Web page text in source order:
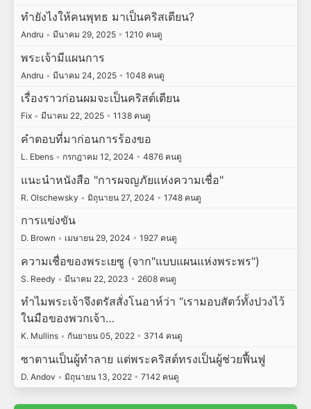
ทำยังไงให้คนพุทธ มาเป็นคริสเตียน?
Andru • มีนาคม 29, 2025 • 1210 คนดู
พระเจ้ามีแผนการ
Andru • มีนาคม 24, 2025 • 1048 คนดู
เรื่องราวก่อนผมจะเป็นคริสต์เตียน
Fix • มีนาคม 22, 2025 • 1138 คนดู
คำตอบที่มาก่อนการร้องขอ
L. Ebens • กรกฎาคม 12, 2024 • 4876 คนดู
แนะนำหนังสือ "การผจญภัยแห่งความเชื่อ"
R. Olschewsky • มิถุนายน 27, 2024 • 1748 คนดู
การแข่งขัน
D. Brown • เมษายน 29, 2024 • 1927 คนดู
ความเชื่อของพระเยซู (จาก"แบบแผนแห่งพระพร")
S. Reedy • มีนาคม 22, 2023 • 2608 คนดู
ทำไมพระเจ้าจึงตรัสสั่งโนอาห์ว่า “เรามอบสัตว์ทั้งปวงไว้
ในมือของพวกเจ้า…
K. Mullins • กันยายน 05, 2022 • 3714 คนดู
ซาตานเป็นผู้ทำลาย แต่พระคริสต์ทรงเป็นผู้ช่วยฟื้นฟู
D. Andov • มิถุนายน 13, 2022 • 7142 คนดู